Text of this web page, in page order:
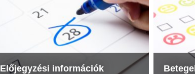
Előjegyzési információk